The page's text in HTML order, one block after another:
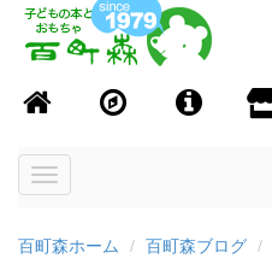
Toggle
百町森ホーム 百町森ブログ